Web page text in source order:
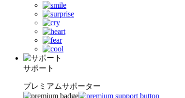
サポート
プレミアムサポーター